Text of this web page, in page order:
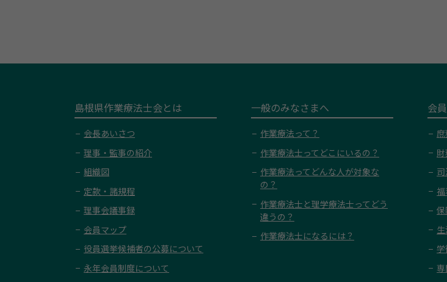
島根県作業療法士会とは
会長あいさつ
理事・監事の紹介
組織図
定款・諸規程
理事会議事録
会員マップ
役員選挙候補者の公募について
永年会員制度について
一般のみなさまへ
作業療法って？
作業療法士ってどこにいるの？
作業療法ってどんな人が対象な
の？
作業療法士と理学療法士ってどう
違うの？
作業療法士になるには？
会